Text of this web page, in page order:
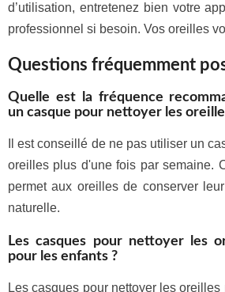
d’utilisation, entretenez bien votre
professionnel si besoin. Vos oreilles
Questions fréquemment
Quelle est la fréquence
un casque pour nettoyer les
Il est conseillé de ne pas utiliser un
oreilles plus d'une fois par semaine.
permet aux oreilles de conserver
naturelle.
Les casques pour nettoyer les
pour les enfants ?
Les casques pour nettoyer les